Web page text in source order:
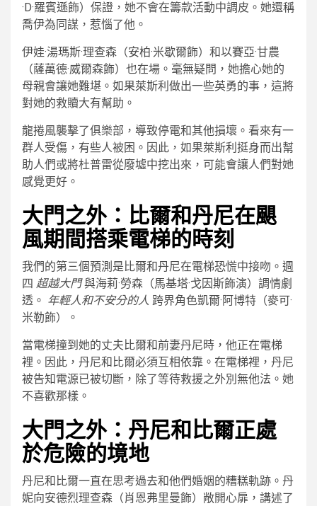
·D·羅賓遜飾）保證，她不會在籌款活動中調皮。她還稱
喬伊為同謀，惹惱了他。
伊娃·湯瑪斯·理查森（安柏·米歇爾飾）和以賽亞·甘農
（薩萬德·威爾森飾）也在場。毫無疑問，她擔心她的
母親會讓她難堪。如果萊斯利做出一些英勇的事，這將
對她的救贖大有幫助。
龍捲風襲擊了俱樂部，導致停電和其他損壞。看來有一
群人受傷，有些人被困。因此，如果萊斯利挺身而出幫
助人們或將杜普雷從廢墟中挖出來，可能會讓人們對她
感覺更好。
大門之外：比爾和丹尼在颶
風期間搭乘電梯的時刻
我們的第三個預測是比爾和丹尼在電梯恐慌中接吻。週
四 超越大門與海莉·勞森（馬基塔·戈因斯飾演）調情劇
透。 年輕人和不安分的人 跨界角色凱爾·阿博特（麥可·
米勒飾）。
當電梯撞到她的丈夫比爾和前妻丹尼時，他正在電梯
裡。因此，丹尼和比爾必須互相依靠。在電梯裡，丹尼
被告知電源已被切斷，除了等待救援之外別無他法。她
不喜歡那樣。
大門之外：丹尼和比爾正處
於危險的境地
丹尼和比爾一直在思考過去和他們婚姻的糟糕軌跡。丹
妮向安德烈理查森（肖恩弗里曼飾）敞開心扉，講述了